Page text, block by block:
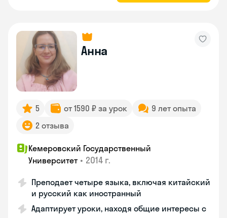
Анна
5 от 1590 ₽ за урок
9 лет опыта
2 отзыва
Кемеровский Государственный
Университет • 2014 г.
Преподает четыре языка, включая китайский
и русский как иностранный
Адаптирует уроки, находя общие интересы с